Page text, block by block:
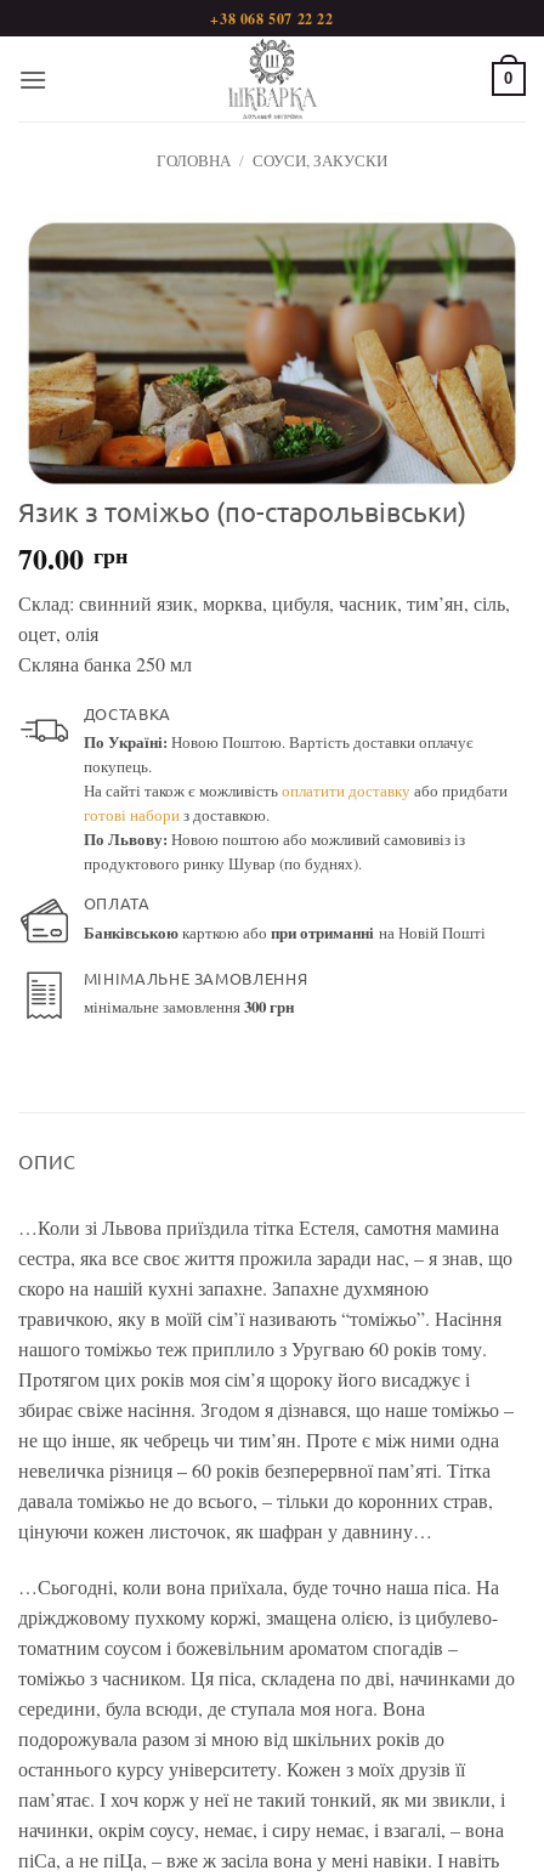
+38 068 507 22 22
0
ГОЛОВНА / СОУСИ, ЗАКУСКИ
Язик з томіжьо (по-старольвівськи)
70.00 грн
Склад: свинний язик, морква, цибуля, часник, тим’ян, сіль,
оцет, олія
Скляна банка 250 мл
ДОСТАВКА
По Україні: Новою Поштою. Вартість доставки оплачує
покупець.
На сайті також є можливістьоплатити доставкуабо придбати
готові набориз доставкою.
По Львову: Новою поштою або можливий самовивіз із
продуктового ринку Шувар (по буднях).
ОПЛАТА
Банківськоюкарткою або при отриманні на Новій Пошті
МІНІМАЛЬНЕ ЗАМОВЛЕННЯ
мінімальне замовлення300 грн
ОПИС
…Коли зі Львова приїздила тітка Естеля, самотня мамина
сестра, яка все своє життя прожила заради нас, – я знав, що
скоро на нашій кухні запахне. Запахне духмяною
травичкою, яку в моїй сім’ї називають “томіжьо”. Насіння
нашого томіжьо теж приплило з Уругваю 60 років тому.
Протягом цих років моя сім’я щороку його висаджує і
збирає свіже насіння. Згодом я дізнався, що наше томіжьо –
не що інше, як чебрець чи тим’ян. Проте є між ними одна
невеличка різниця – 60 років безперервної пам’яті. Тітка
давала томіжьо не до всього, – тільки до коронних страв,
цінуючи кожен листочок, як шафран у давнину…
…Сьогодні, коли вона приїхала, буде точно наша піса. На
дріжджовому пухкому коржі, змащена олією, із цибулево-
томатним соусом і божевільним ароматом спогадів –
томіжьо з часником. Ця піса, складена по дві, начинками до
середини, була всюди, де ступала моя нога. Вона
подорожувала разом зі мною від шкільних років до
останнього курсу університету. Кожен з моїх друзів її
пам’ятає. І хоч корж у неї не такий тонкий, як ми звикли, і
начинки, окрім соусу, немає, і сиру немає, і взагалі, – вона
піСа, а не піЦа, – вже ж засіла вона у мені навіки. І навіть